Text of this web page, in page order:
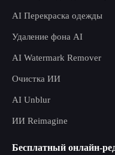
AI Перекраска одежды
Удаление фона AI
AI Watermark Remover
Очистка ИИ
AI Unblur
ИИ Reimagine
Бесплатный онлайн-